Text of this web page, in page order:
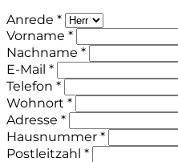
Anrede *
Vorname *
Nachname *
E-Mail *
Telefon *
Wohnort *
Adresse *
Hausnummer *
Postleitzahl *